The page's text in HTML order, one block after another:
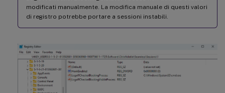
modificati manualmente. La modifica manuale di questi valori
di registro potrebbe portare a sessioni instabili.